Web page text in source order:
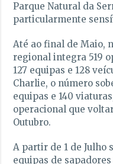
Parque Natural da
particularmente
Até ao final de Maio,
regional integra 519
127 equipas e 128
Charlie, o número
equipas e 140
operacional que
Outubro.
A partir de 1 de Julho
equipas de